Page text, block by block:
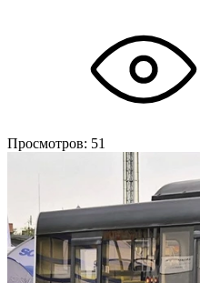
Просмотров: 51